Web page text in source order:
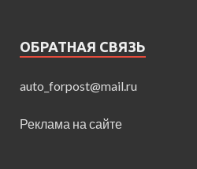
ОБРАТНАЯ СВЯЗЬ
auto_forpost@mail.ru
Реклама на сайте